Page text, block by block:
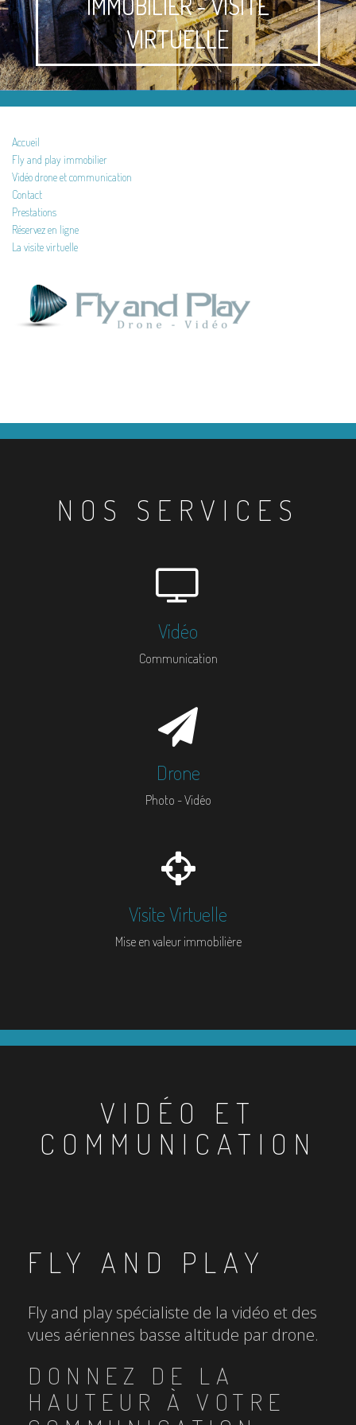
VIRTUELLE
Accueil
Fly and play immobilier
Vidéo drone et communication
Contact
Prestations
Réservez en ligne
La visite virtuelle
NOS SERVICES
Vidéo
Communication
Drone
Photo - Vidéo
Visite Virtuelle
Mise en valeur immobilière
VIDÉO ET
COMMUNICATION
FLY AND PLAY
Fly and play spécialiste de la vidéo et des
vues aériennes basse altitude par drone.
DONNEZ DE LA
HAUTEUR À VOTRE